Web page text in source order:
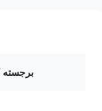
برجسته